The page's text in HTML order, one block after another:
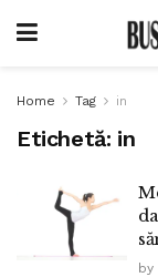
Home Tag in
Etichetă: in
by